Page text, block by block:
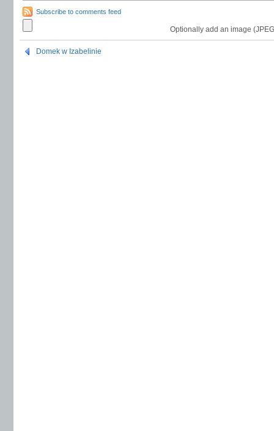
Subscribe to comments feed
Optionally add an image
Domek w Izabelinie